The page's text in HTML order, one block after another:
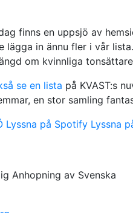
finns en uppsjö av
lägga in ännu fler i vår
om kvinnliga
se en lista på KVAST:s
en stor samling
Lyssna på Spotify Lyssna
Anhopning av Svenska